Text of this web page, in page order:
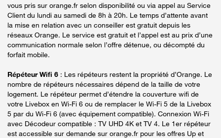
vous pris sur orange.fr selon disponibilité ou via appel au Service
Client du lundi au samedi de 8h à 20h. Le temps d’attente avant
la mise en relation avec un conseiller est gratuit depuis les
réseaux Orange. Le service est gratuit et l’appel est au prix d’une
communication normale selon l’offre détenue, ou décompté du
forfait mobile.
Répéteur Wifi 6 : Les répéteurs restent la propriété d’Orange. Le
nombre de répéteurs nécessaires dépend de la taille de votre
logement. Le répéteur permet d’étendre la couverture wifi de
votre Livebox en Wi-Fi 6 ou de remplacer le Wi-Fi 5 de la Livebox
5 par du Wi-Fi 6 (avec équipement compatible). Connexion Wi-Fi
avec Décodeur compatible : TV UHD 4K et TV 4. Le 1er répéteur
est accessible sur demande sur orange.fr pour les offres Up et